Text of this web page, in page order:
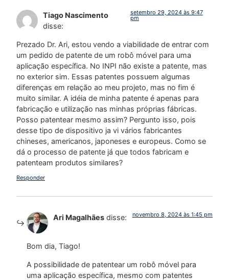
Tiago Nascimento
disse:
setembro 29, 2024 às 9:47
pm
Prezado Dr. Ari, estou vendo a viabilidade de entrar com
um pedido de patente de um robô móvel para uma
aplicação específica. No INPI não existe a patente, mas
no exterior sim. Essas patentes possuem algumas
diferenças em relação ao meu projeto, mas no fim é
muito similar. A idéia de minha patente é apenas para
fabricação e utilização nas minhas próprias fábricas.
Posso patentear mesmo assim? Pergunto isso, pois
desse tipo de dispositivo ja vi vários fabricantes
chineses, americanos, japoneses e europeus. Como se
dá o processo de patente já que todos fabricam e
patenteam produtos similares?
Responder
Ari Magalhães disse: novembro 8, 2024 às 1:45 pm
Bom dia, Tiago!
A possibilidade de patentear um robô móvel para
uma aplicação específica, mesmo com patentes